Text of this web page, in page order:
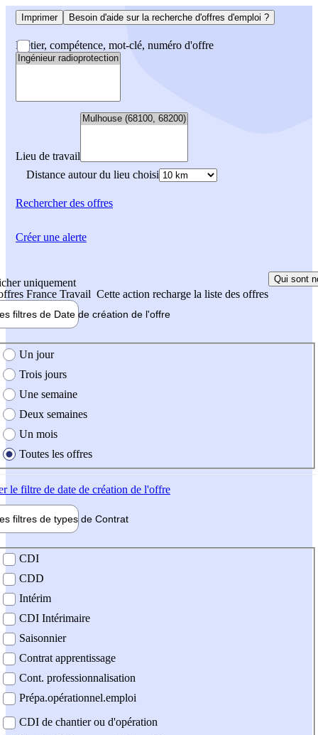
Imprimer Besoin d'aide sur la recherche d'offres d'emploi ?
Métier, compétence, mot-clé, numéro d'offre
Lieu de travail
Distance autour du lieu choisi
Rechercherdes offres
uniquement
France Travail Cette action recharge la liste des offres
Qui sont
filtres de Date de création de l'offre
création de l'offre
Un jour
Trois jours
Une semaine
Deux semaines
Un mois
Toutes les offres
le filtre de date de création de l'offre
filtres de types de Contrat
contrat
CDI
CDD
Intérim
CDI Intérimaire
Saisonnier
Contrat apprentissage
Cont. professionnalisation
Prépa.opérationnel.emploi
CDI de chantier ou d'opération
Créer une alerte